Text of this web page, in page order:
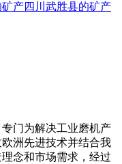
产四川武胜县的矿产
门为解决工业磨机产
洲先进技术并结合我
念和市场需求，经过